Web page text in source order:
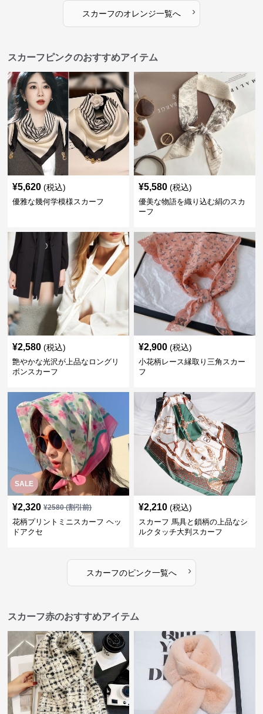
スカーフのオレンジ一覧へ ›
スカーフピンクのおすすめアイテム
¥5,620 (税込)
優雅な幾何学模様スカーフ
¥5,580 (税込)
優美な物語を織り込む絹のスカ
ーフ
¥2,580 (税込)
艶やかな光沢が上品なロングリ
ボンスカーフ
¥2,900 (税込)
小花柄レース縁取り三角スカー
フ
SALE
¥2,320 ¥2580(割引前)
花柄プリントミニスカーフ ヘッ
ドアクセ
¥2,210 (税込)
スカーフ 馬具と鎖柄の上品なシ
ルクタッチ大判スカーフ
スカーフのピンク一覧へ ›
スカーフ赤のおすすめアイテム